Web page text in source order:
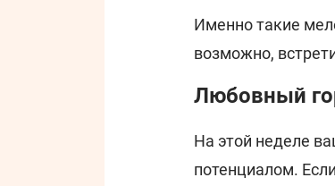
Именно такие
возможно,
Любовный
На этой неделе
потенциалом.